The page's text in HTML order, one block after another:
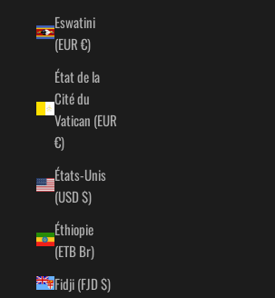
Eswatini
(EUR €)
État de la
Cité du
Vatican (EUR
€)
États-Unis
(USD $)
Éthiopie
(ETB Br)
Fidji (FJD $)